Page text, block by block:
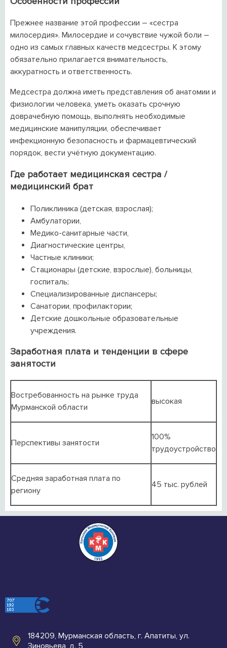
Прежнее название этой профессии – «сестра
милосердия». Милосердие и сочувствие чужой боли –
одно из самых главных качеств медсестры. К этому
обязательно прилагается внимательность,
аккуратность и ответственность.
Медсестра должна иметь представления об анатомии и
физиологии человека, уметь оказать срочную
доврачебную помощь, выполнять необходимые
медицинские манипуляции, обеспечивает
инфекционную безопасность и фармацевтический
порядок, вести учётную документацию.
Где работает медицинская сестра /
медицинский брат
Поликлиника (детская, взрослая);
Амбулатории,
Медико-санитарные части,
Диагностические центры,
Частные клиники;
Стационары (детские, взрослые), больницы,
госпиталь;
Специализированные диспансеры;
Санатории, профилактории;
Детские дошкольные образовательные
учреждения.
Заработная плата и тенденции в сфере
занятости
Востребованность на рынке труда
Мурманской области
высокая
Перспективы занятости
100%
трудоустройство
Средняя заработная плата по
региону
45 тыс. рублей
184209, Мурманская область, г. Апатиты, ул.